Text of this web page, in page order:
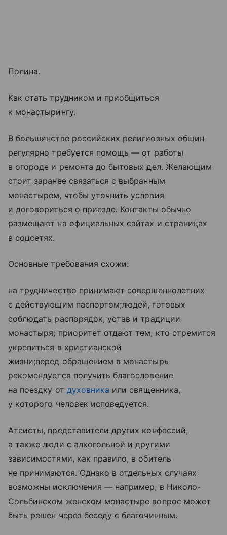
Полина.
Как стать трудником и приобщиться
к монастырингу.
В большинстве российских религиозных общин
регулярно требуется помощь — от работы
в огороде и ремонта до бытовых дел. Желающим
стоит заранее связаться с выбранным
монастырем, чтобы уточнить условия
и договориться о приезде. Контакты обычно
размещают на официальных сайтах и страницах
в соцсетях.
Основные требования схожи:
на трудничество принимают совершеннолетних
с действующим паспортом;людей, готовых
соблюдать распорядок, устав и традиции
монастыря; приоритет отдают тем, кто стремится
укрепиться в христианской
жизни;перед обращением в монастырь
рекомендуется получить благословение
на поездку от духовника или священника,
у которого человек исповедуется.
Атеисты, представители других конфессий,
а также люди с алкогольной и другими
зависимостями, как правило, в обитель
не принимаются. Однако в отдельных случаях
возможны исключения — например, в Николо-
Сольбинском женском монастыре вопрос может
быть решен через беседу с благочинным.